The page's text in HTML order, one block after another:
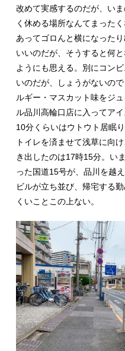
改めて実感するのだが、い
く休める場所なんてまった
あってゴロんと横になった
いいのだが、そうすると何
ようにも思える。別にコン
いのだが、しょうがないの
ルギー・マスカット味をジ
ル品川高輪口店に入ってア
10分くらいはウトウト居眠
トイレを済ませて浅草に向
き出したのは17時15分。い
った国道15号が、品川を越
ビルが立ち並び、帰宅する
くいことこの上ない。